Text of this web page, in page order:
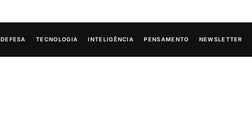
DEFESA TECNOLOGIA INTELIGÊNCIA PENSAMENTO NEWSLETTER